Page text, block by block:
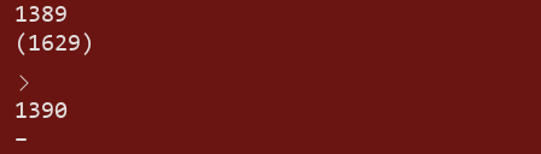
1389
(1629)
1390
–